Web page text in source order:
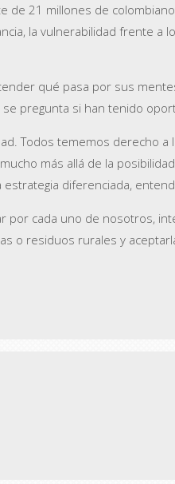
de 21 millones de
la vulnerabilidad frente
qué pasa por sus
pregunta si han tenido
Todos tememos derecho
más allá de la
diferenciada,
por cada uno de nosotros,
o residuos rurales y